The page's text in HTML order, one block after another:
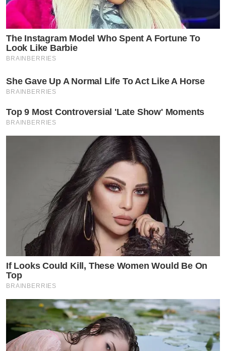
หลังจากที่ทั้งคู่ได้โพสต์ภาพและคลิปดังกล่าวออกไปไม่นาน
แฮชแท็ก #ต้าห์อู๋ออฟโรด ก็พุ่งขึ้นติดเทรนด์ทวิตเตอร์เป็น
The Instagram Model Who Spent A Fortune To
Look Like Barbie
BRAINBERRIES
She Gave Up A Normal Life To Act Like A Horse
BRAINBERRIES
Top 9 Most Controversial 'Late Show' Moments
BRAINBERRIES
If Looks Could Kill, These Women Would Be On
Top
BRAINBERRIES